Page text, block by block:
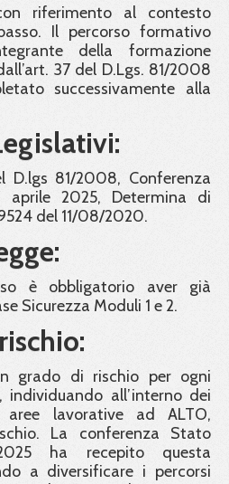
riferimento al contesto
Il percorso formativo
della formazione
37 del D.Lgs. 81/2008
successivamente alla
81/2008, Conferenza
aprile 2025, Determina di
del 11/08/2020.
è obbligatorio aver già
Sicurezza Moduli 1 e 2.
grado di rischio per ogni
all’interno dei
aree lavorative ad ALTO,
La conferenza Stato
ha recepito questa
a diversificare i percorsi